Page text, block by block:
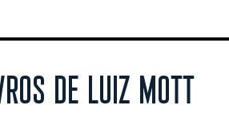
DE LUIZ MOTT